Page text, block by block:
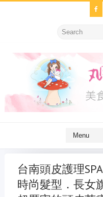
台南頭皮護理
時尚髮型．長女